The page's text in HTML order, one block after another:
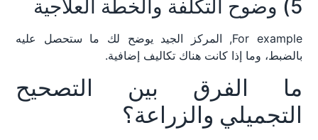
5) وضوح التكلفة والخطة العلاجية
For example, المركز الجيد يوضح لك ما ستحصل عليه
بالضبط، وما إذا كانت هناك تكاليف إضافية.
ما الفرق بين التصحيح
التجميلي والزراعة؟